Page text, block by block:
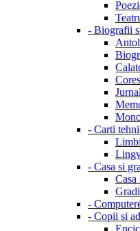
- Biografii
- Carti
- Casa si
-
- Copii si